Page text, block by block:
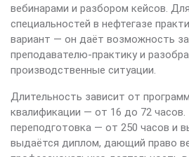
вебинарами и разбором кейсов.
специальностей в нефтегазе
вариант — он даёт возможность
преподавателю-практику и
производственные ситуации.
Длительность зависит от
квалификации — от 16 до 72
переподготовка — от 250 часов и
выдаётся диплом, дающий право